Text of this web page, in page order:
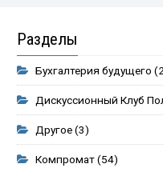
Разделы
Бухгалтерия будущего
Дискуссионный Клуб
Другое(3)
Компромат(54)